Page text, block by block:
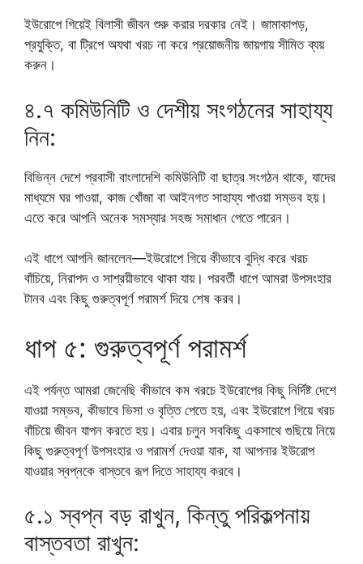
ইউরোপে গিয়েই বিলাসী জীবন শুরু করার দরকার নেই। জামাকাপড়,
প্রযুক্তি, বা ট্রিপে অযথা খরচ না করে প্রয়োজনীয় জায়গায় সীমিত ব্যয়
করুন।
৪.৭ কমিউনিটি ও দেশীয় সংগঠনের সাহায্য
নিন:
বিভিন্ন দেশে প্রবাসী বাংলাদেশি কমিউনিটি বা ছাত্র সংগঠন থাকে, যাদের
মাধ্যমে ঘর পাওয়া, কাজ খোঁজা বা আইনগত সাহায্য পাওয়া সম্ভব হয়।
এতে করে আপনি অনেক সমস্যার সহজ সমাধান পেতে পারেন।
এই ধাপে আপনি জানলেন—ইউরোপে গিয়ে কীভাবে বুদ্ধি করে খরচ
বাঁচিয়ে, নিরাপদ ও সাশ্রয়ীভাবে থাকা যায়। পরবর্তী ধাপে আমরা উপসংহার
টানব এবং কিছু গুরুত্বপূর্ণ পরামর্শ দিয়ে শেষ করব।
ধাপ ৫: গুরুত্বপূর্ণ পরামর্শ
এই পর্যন্ত আমরা জেনেছি কীভাবে কম খরচে ইউরোপের কিছু নির্দিষ্ট দেশে
যাওয়া সম্ভব, কীভাবে ভিসা ও বৃত্তি পেতে হয়, এবং ইউরোপে গিয়ে খরচ
বাঁচিয়ে জীবন যাপন করতে হয়। এবার চলুন সবকিছু একসাথে গুছিয়ে নিয়ে
কিছু গুরুত্বপূর্ণ উপসংহার ও পরামর্শ দেওয়া যাক, যা আপনার ইউরোপ
যাওয়ার স্বপ্নকে বাস্তবে রূপ দিতে সাহায্য করবে।
৫.১ স্বপ্ন বড় রাখুন, কিন্তু পরিকল্পনায়
বাস্তবতা রাখুন: